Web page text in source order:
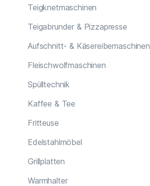
Teigknetmaschinen
Teigabrunder & Pizzapresse
Aufschnitt- & Käsereibemaschinen
Fleischwolfmaschinen
Spülltechnik
Kaffee & Tee
Fritteuse
Edelstahlmöbel
Grillplatten
Warmhalter